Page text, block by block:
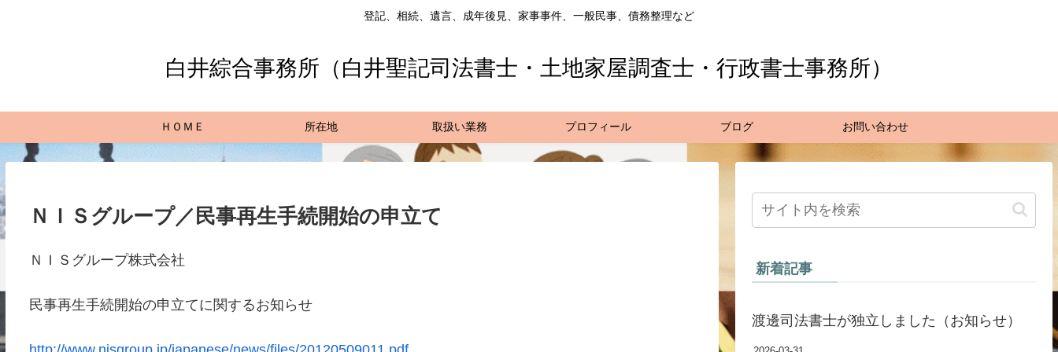
登記、相続、遺言、成年後見、家事事件、一般民事、債務整理など
白井綜合事務所（白井聖記司法書士・土地家屋調査士・行政書士事務所）
ＨＯＭＥ 所在地 取扱い業務 プロフィール ブログ お問い合わせ
ＮＩＳグループ／民事再生手続開始の申立て
ＮＩＳグループ株式会社
民事再生手続開始の申立てに関するお知らせ
新着記事
渡邊司法書士が独立しました（お知らせ）